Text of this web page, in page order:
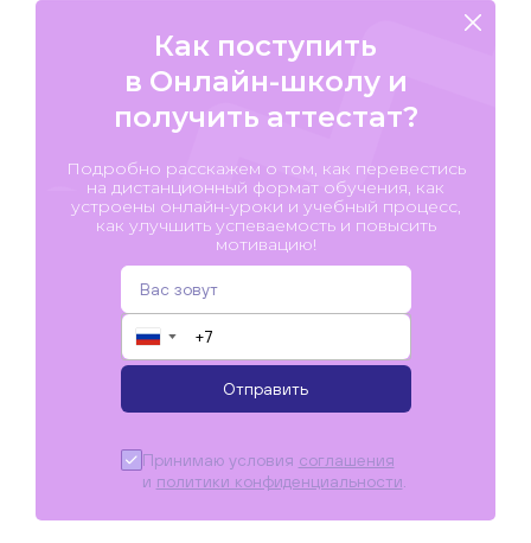
Как поступить
в Онлайн-школу и
получить аттестат?
Подробно расскажем о том, как перевестись
на дистанционный формат обучения, как
устроены онлайн-уроки и учебный процесс,
как улучшить успеваемость и повысить
мотивацию!
▼
Отправить
Принимаю условия соглашения
и политики конфиденциальности